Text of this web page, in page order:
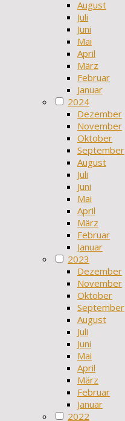
August
Juli
Juni
Mai
April
März
Februar
Januar
2024
Dezember
November
Oktober
September
August
Juli
Juni
Mai
April
März
Februar
Januar
2023
Dezember
November
Oktober
September
August
Juli
Juni
Mai
April
März
Februar
Januar
2022